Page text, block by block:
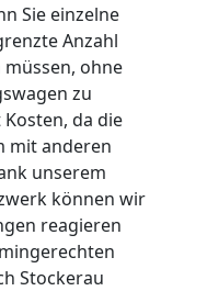
Sie einzelne
Anzahl
ohne
zu
da die
mit anderen
unserem
können wir
reagieren
Stockerau